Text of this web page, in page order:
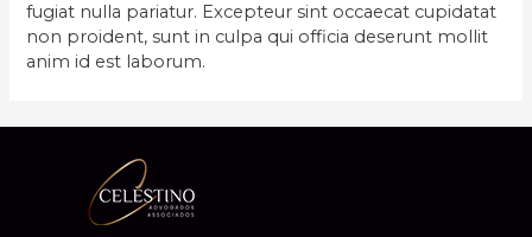
fugiat nulla pariatur. Excepteur sint occaecat cupidatat
non proident, sunt in culpa qui officia deserunt mollit
anim id est laborum.